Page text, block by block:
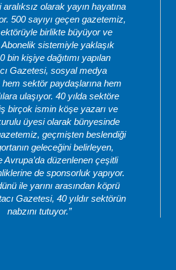
aralıksız olarak yayın hayatına
500 sayıyı geçen gazetemiz,
birlikte büyüyor ve
sistemiyle yaklaşık
bin kişiye dağıtımı yapılan
Gazetesi, sosyal medya
hem sektör paydaşlarına hem
ulaşıyor. 40 yılda sektöre
birçok ismin köşe yazarı ve
üyesi olarak bünyesinde
geçmişten beslendiği
geleceğini belirleyen,
Avrupa’da düzenlenen çeşitli
de sponsorluk yapıyor.
ile yarını arasından köprü
Gazetesi, 40 yıldır sektörün
nabzını tutuyor.”